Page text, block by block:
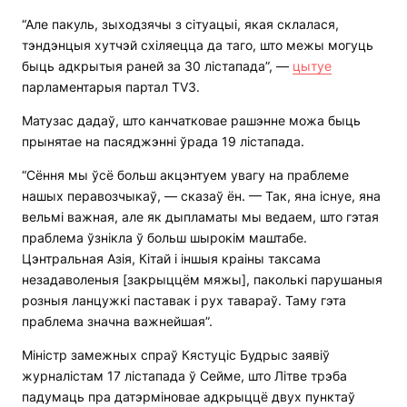
“Але пакуль, зыходзячы з сітуацыі, якая склалася,
тэндэнцыя хутчэй схіляецца да таго, што межы могуць
быць адкрытыя раней за 30 лістапада”, — цытуе
парламентарыя партал TV3.
Матузас дадаў, што канчатковае рашэнне можа быць
прынятае на пасяджэнні ўрада 19 лістапада.
“Сёння мы ўсё больш акцэнтуем увагу на праблеме
нашых перавозчыкаў, — сказаў ён. — Так, яна існуе, яна
вельмі важная, але як дыпламаты мы ведаем, што гэтая
праблема ўзнікла ў больш шырокім маштабе.
Цэнтральная Азія, Кітай і іншыя краіны таксама
незадаволеныя [закрыццём мяжы], паколькі парушаныя
розныя ланцужкі паставак і рух тавараў. Таму гэта
праблема значна важнейшая”.
Міністр замежных спраў Кястуціс Будрыс заявіў
журналістам 17 лістапада ў Сейме, што Літве трэба
падумаць пра датэрміновае адкрыццё двух пунктаў